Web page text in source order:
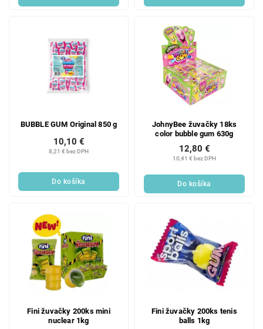
BUBBLE GUM Original 850 g
8,21 € bez DPH
10,10 €
Do košíka
JohnyBee žuvačky 18ks
color bubble gum 630g
10,41 € bez DPH
12,80 €
Do košíka
Fini žuvačky 200ks mini
nuclear 1kg
Fini žuvačky 200ks tenis
balls 1kg